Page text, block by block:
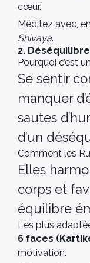
cœur.
Méditez avec,
Shivaya.
2.
Pourquoi c’est
Se sentir
manquer
sautes
d’un
Comment les
Elles
corps et
équilibre
Les plus
6 faces
motivation.